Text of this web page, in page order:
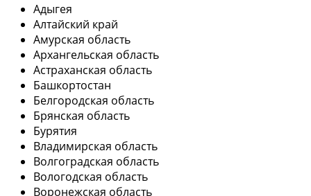
Адыгея
Алтайский край
Амурская область
Архангельская область
Астраханская область
Башкортостан
Белгородская область
Брянская область
Бурятия
Владимирская область
Волгоградская область
Вологодская область
Воронежская область